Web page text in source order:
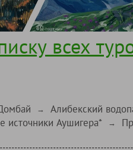
всех
→ Алибекский
источники Аушигера* →